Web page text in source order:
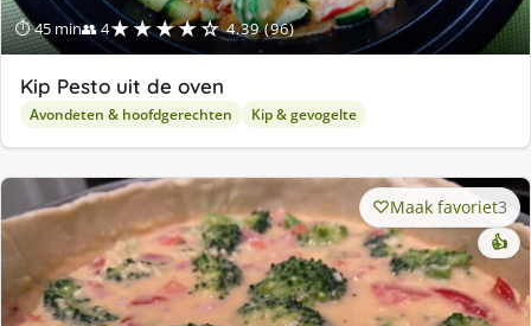
⏱ 45 min👥 4★★★★☆ 4.39 (96)
Kip Pesto uit de oven
Avondeten & hoofdgerechten Kip & gevogelte
Maak favoriet3
👍